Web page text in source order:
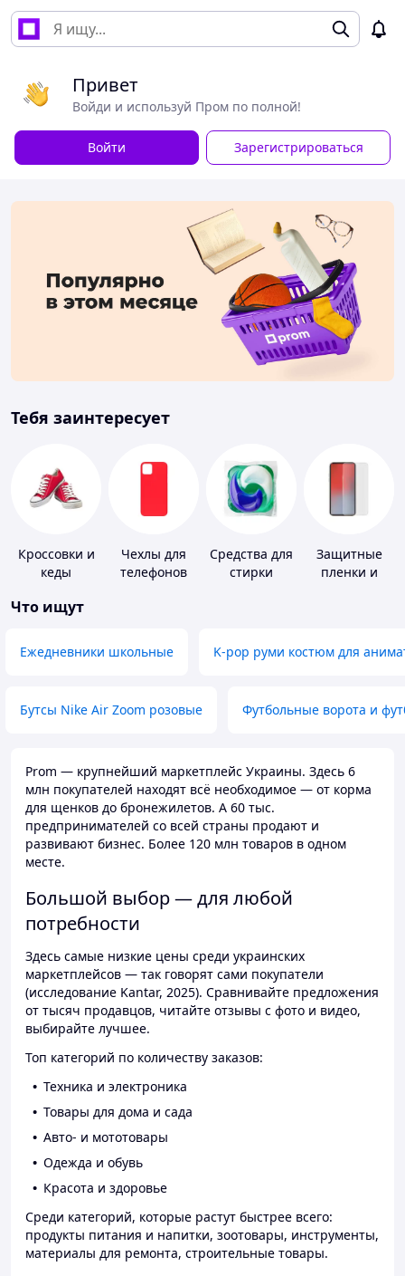
Привет
Войди и используй Пром по полной!
Войти Зарегистрироваться
Тебя заинтересует
Кроссовки и
кеды
Чехлы для
телефонов
Средства для
стирки
Защитные
пленки и
Что ищут
Ежедневники школьные K-pop руми костюм для
Бутсы Nike Air Zoom розовые Футбольные ворота и
Prom — крупнейший маркетплейс Украины. Здесь 6
млн покупателей находят всё необходимое — от корма
для щенков до бронежилетов. А 60 тыс.
предпринимателей со всей страны продают и
развивают бизнес. Более 120 млн товаров в одном
месте.
Большой выбор — для любой
потребности
Здесь самые низкие цены среди украинских
маркетплейсов — так говорят сами покупатели
(исследование Kantar, 2025). Сравнивайте предложения
от тысяч продавцов, читайте отзывы с фото и видео,
выбирайте лучшее.
Топ категорий по количеству заказов:
Техника и электроника
Товары для дома и сада
Авто- и мототовары
Одежда и обувь
Красота и здоровье
Среди категорий, которые растут быстрее всего:
продукты питания и напитки, зоотовары, инструменты,
материалы для ремонта, строительные товары.